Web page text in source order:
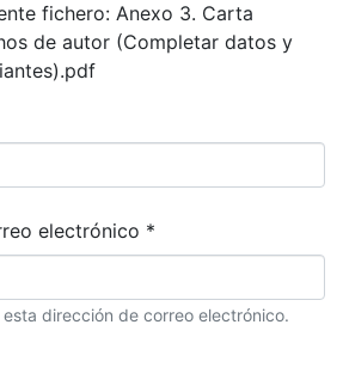
fichero: Anexo 3. Carta
de autor (Completar datos y
electrónico *
dirección de correo electrónico.